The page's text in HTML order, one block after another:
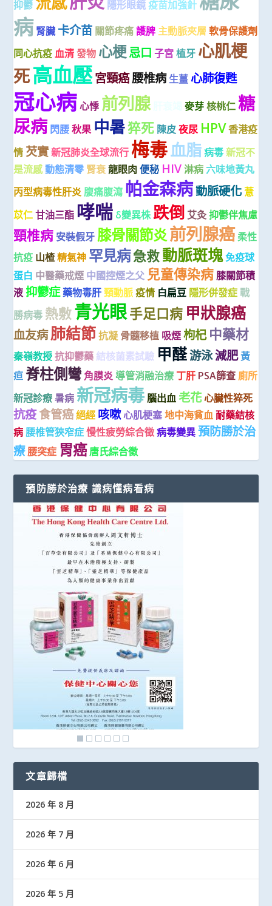
抑鬱 隱形眼鏡 疫苗加強針
病 腎臟 卡介苗 關節疼痛 護脾 主動脈夾層 軟骨保護劑
同心抗疫 血清 發物 心梗忌口 子宮 植牙 心肌梗
死高血壓宮頸癌腰椎病 生薑 心肺復甦
冠心病 心悸 前列腺 麥芽 核桃仁 糖
尿病 閃腰 秋果 中暑猝死 陳皮 夜尿 HPV香港疫
情 芡實新冠肺炎全球流行 梅毒血脂 病毒 新冠不
是流感動態清零 腎衰 龍眼肉 便秘 HIV 淋病 六味地黃丸
丙型病毒性肝炎 腹痛腹瀉 帕金森病動脈硬化 薏
苡仁 甘油三酯 哮喘 δ變異株跌倒 艾灸 抑鬱伴焦慮
頸椎病 安裝假牙 膝骨關節炎前列腺癌 柔性
抗疫 山楂 精氣神 罕見病急救動脈斑塊免疫球
蛋白 中醫藥戒煙 中國控煙之父 兒童傳染病 膝關節積
液 抑鬱症 藥物毒肝 頸動脈 疫情 白扁豆 隱形併發症 戰
勝病毒 熱敷青光眼手足口病 甲狀腺癌
血友病肺結節 抗凝 骨髓移植 吸煙 枸杞 中藥材
秦嶺教授 抗抑鬱藥 結核菌素試驗 甲醛游泳減肥黃
疸 脊柱側彎 角膜炎 導管消融治療 丁肝 PSA篩查 廁所
新冠診療 暑病 新冠病毒 腦出血 老花心臟性猝死
抗疫食管癌絕經 咳嗽心肌梗塞 地中海貧血 耐藥結核
病 腰椎管狹窄症 慢性疲勞綜合徵 病毒變異 預防勝於治
療 腰突症 胃癌 唐氏綜合徵
預防勝於治療 識病懂病看病
文章歸檔
2026 年 8 月
2026 年 7 月
2026 年 6 月
2026 年 5 月